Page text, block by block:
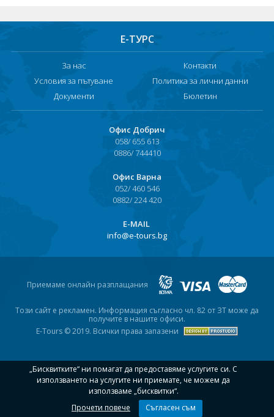
Е-ТУРС
За нас
Контакти
Условия за пътуване
Политика за лични данни
Документи
Бюлетин
Офис Добрич
058/ 655 613
0886/ 744410
Офис Варна
052/ 460 546
0882/ 224 420
Е-MAIL
info@e-tours.bg
Приемаме онлайн разплащания
Този сайт е рекламен. Информация съгласно чл. 82 от ЗТ може да
получите в нашите офиси.
E-Tours © 2019. Всички права запазени
„Бисквитките“ ни помагат да предоставяме услугите си. С
използването на услугите ни приемате, че можем да
използваме „бисквитки“.
Прочети повече
Съгласен съм